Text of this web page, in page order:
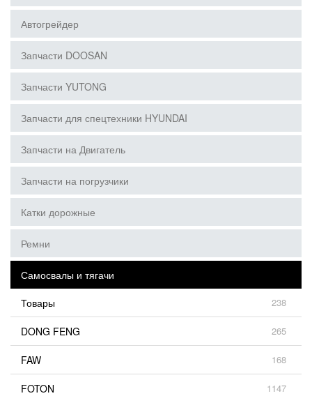
Автогрейдер
Запчасти DOOSAN
Запчасти YUTONG
Запчасти для спецтехники HYUNDAI
Запчасти на Двигатель
Запчасти на погрузчики
Катки дорожные
Ремни
Самосвалы и тягачи
Товары
238
DONG FENG 265
FAW 168
FOTON 1147